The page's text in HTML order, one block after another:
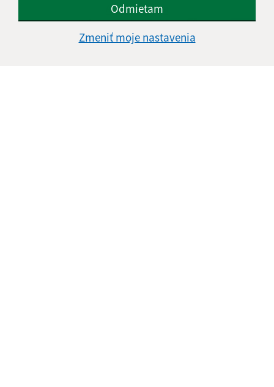
Odmietam
Zmeniť moje nastavenia
Autorské práva
Ochrana osobných údajov
Navigácia: